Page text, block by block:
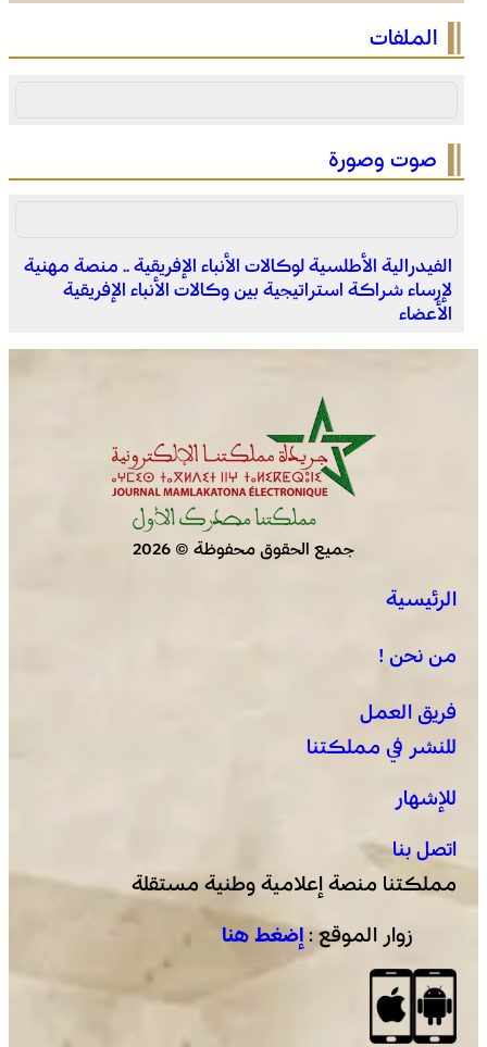
فينيسيوس جونيور يمدد عقده مع ريال مدريد حتى 2032
انطلاق الدورة الأولى من مهرجان السعيدية للموسيقى
يقظة أمنية وتنظيم محكم يواكبان افتتاح مهرجان الزربية
الوراينية بتاهلة .. جهود ميدانية أسهمت في إنجاح العرس
الملفات
صوت وصورة
الفيدرالية الأطلسية لوكالات الأنباء الإفريقية .. منصة مهنية
لإرساء شراكة استراتيجية بين وكالات الأنباء الإفريقية
الأعضاء
جميع الحقوق محفوظة © 2026
الرئيسية
من نحن !
فريق العمل
للنشر في مملكتنا
للإشهار
اتصل بنا
مملكتنا منصة إعلامية وطنية مستقلة
زوار الموقع : إضغط هنا